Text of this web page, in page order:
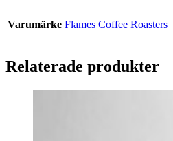
Varumärke Flames Coffee Roasters
Relaterade produkter